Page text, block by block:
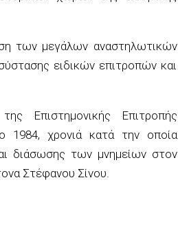
των μεγάλων αναστηλωτικών
ειδικών επιτροπών και
Επιστημονικής Επιτροπής
χρονιά κατά την οποία
διάσωσης των μνημείων στον
Στέφανου Σίνου.